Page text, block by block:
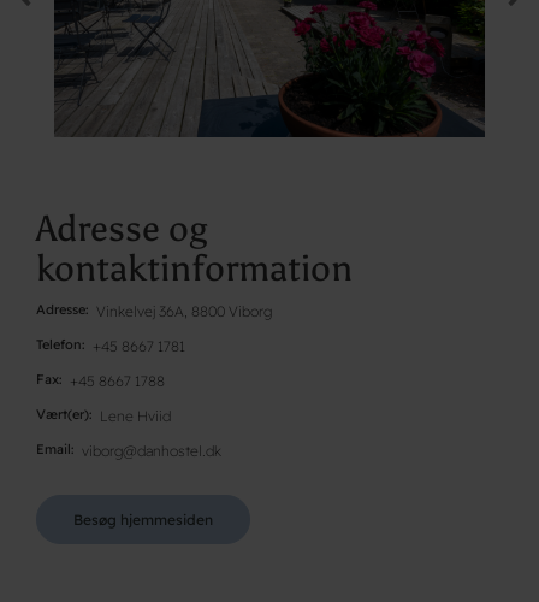
Adresse og
kontaktinformation
Adresse Vinkelvej 36A, 8800 Viborg
Telefon +45 8667 1781
Fax +45 8667 1788
Vært(er) Lene Hviid
Email viborg@danhostel.dk
Besøg hjemmesiden